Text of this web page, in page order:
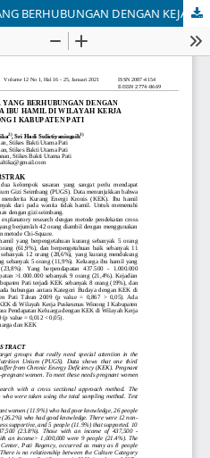
ANALISIS FAKTOR-FAKTOR YANG BERHUBUNGAN DENGAN KEJADIAN STATUS GIZI PADA IBU HAMIL DI WILAYAH KERJA PUSKESMAS WINONG I KABUPATEN PATI